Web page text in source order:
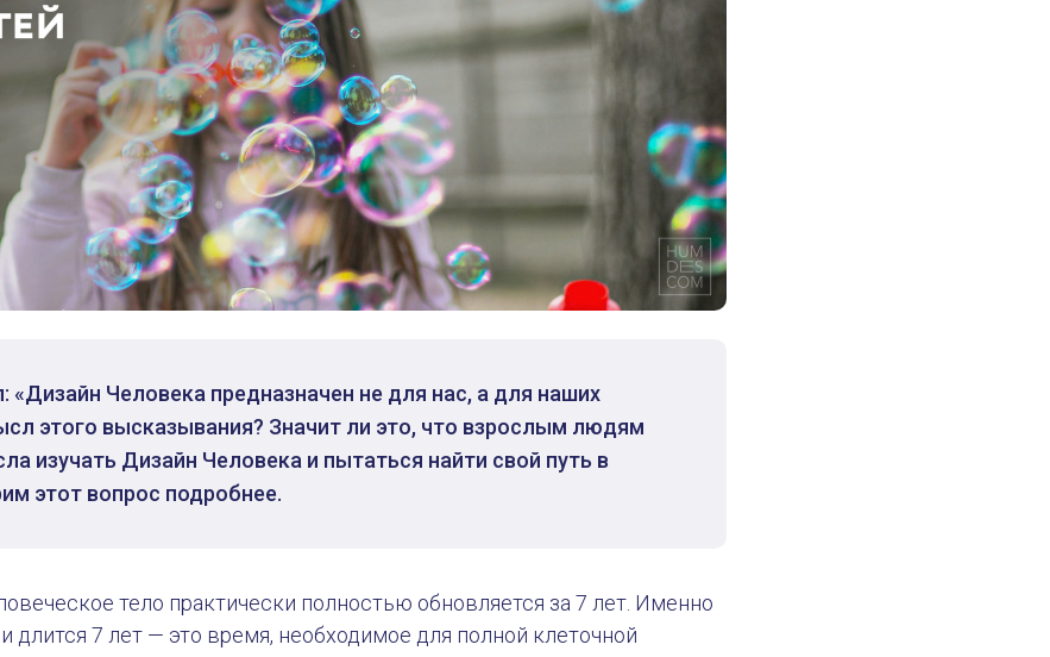
«Дизайн Человека предназначен не для нас, а для наших
этого высказывания? Значит ли это, что взрослым людям
изучать Дизайн Человека и пытаться найти свой путь в
этот вопрос подробнее.
тело практически полностью обновляется за 7 лет. Именно
длится 7 лет — это время, необходимое для полной клеточной